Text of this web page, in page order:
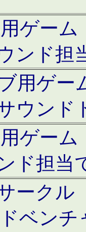
ゲー
ンド担
用ゲー
ウン
ゲー
ド担当
ークル
ベン